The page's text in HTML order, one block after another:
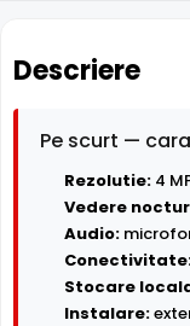
Descriere
Pe scurt —
Rezolutie: 4
Vedere
Audio:
Stocare
Instalare: